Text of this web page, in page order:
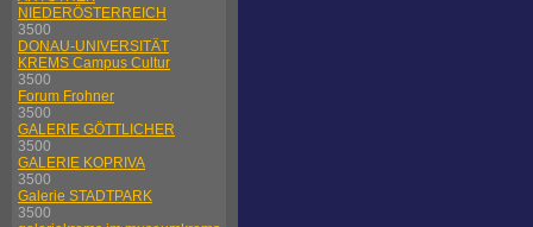
NIEDERÖSTERREICH
3500
DONAU-UNIVERSITÄT
KREMS Campus Cultur
3500
Forum Frohner
3500
GALERIE GÖTTLICHER
3500
GALERIE KOPRIVA
3500
Galerie STADTPARK
3500